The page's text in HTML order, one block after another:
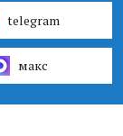
telegram
макс